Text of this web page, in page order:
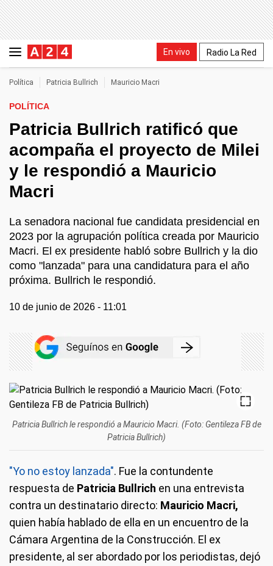
En vivo Radio La Red
Política Patricia Bullrich Mauricio Macri
POLÍTICA
Patricia Bullrich ratificó que
acompaña el proyecto de Milei
y le respondió a Mauricio
Macri
La senadora nacional fue candidata presidencial en
2023 por la agrupación política creada por Mauricio
Macri. El ex presidente habló sobre Bullrich y la dio
como "lanzada" para una candidatura para el año
próxima. Bullrich le respondió.
10 de junio de 2026 - 11:01
Patricia Bullrich le respondió a Mauricio Macri. (Foto: Gentileza FB de
Patricia Bullrich)
"Yo no estoy lanzada". Fue la contundente
respuesta de Patricia Bullrich en una entrevista
contra un destinatario directo: Mauricio Macri,
quien había hablado de ella en un encuentro de la
Cámara Argentina de la Construcción. El ex
presidente, al ser abordado por los periodistas, dejó